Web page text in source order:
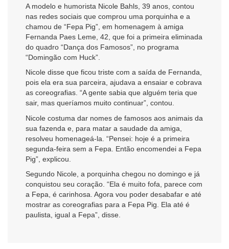
A modelo e humorista Nicole Bahls, 39 anos, contou
nas redes sociais que comprou uma porquinha e a
chamou de “Fepa Pig”, em homenagem à amiga
Fernanda Paes Leme, 42, que foi a primeira eliminada
do quadro “Dança dos Famosos”, no programa
“Domingão com Huck”.
Nicole disse que ficou triste com a saída de Fernanda,
pois ela era sua parceira, ajudava a ensaiar e cobrava
as coreografias. “A gente sabia que alguém teria que
sair, mas queríamos muito continuar”, contou.
Nicole costuma dar nomes de famosos aos animais da
sua fazenda e, para matar a saudade da amiga,
resolveu homenageá-la. “Pensei: hoje é a primeira
segunda-feira sem a Fepa. Então encomendei a Fepa
Pig”, explicou.
Segundo Nicole, a porquinha chegou no domingo e já
conquistou seu coração. “Ela é muito fofa, parece com
a Fepa, é carinhosa. Agora vou poder desabafar e até
mostrar as coreografias para a Fepa Pig. Ela até é
paulista, igual a Fepa”, disse.